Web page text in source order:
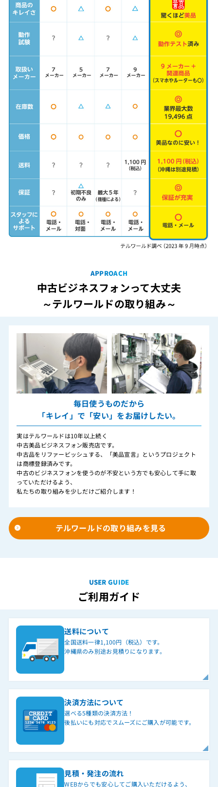
APPROACH
中古ビジネスフォンって大丈夫
～テルワールドの取り組み～
毎日使うものだから
「キレイ」で「安い」をお届けしたい。
実はテルワールドは10年以上続く
中古美品ビジネスフォン販売店です。
中古品をリファービッシュする、「美品宣言」というプロジェクト
は商標登録済みです。
中古のビジネスフォンを使うのが不安という方でも安心して手に取
っていただけるよう、
私たちの取り組みを少しだけご紹介します！
テルワールドの取り組みを見る
USER GUIDE
ご利用ガイド
送料について
全国送料一律1,100円（税込）です。
沖縄県のみ別途お見積りになります。
決済方法について
選べる5種類の決済方法！
後払いにも対応でスムーズにご購入が可能です。
見積・発注の流れ
WEBからでも安心してご購入いただけるよう、